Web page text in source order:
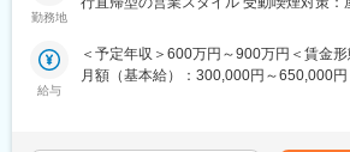
秋田エリアで将来の営業組織を担う次世
す。
勤務地
給与
＜予定年収＞600万円～900万円＜賃金
月額（基本給）：300,000円～650,000